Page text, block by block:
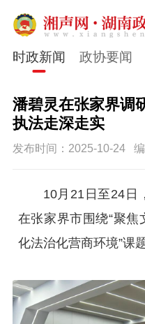
时政新闻 政协要闻
潘碧灵在张家界调
执法走深走实
发布时间：2025-10-24
10月21日至24日
在张家界市围绕“聚
化法治化营商环境”课